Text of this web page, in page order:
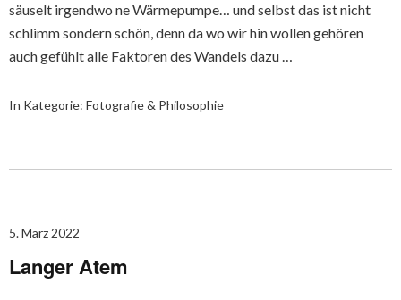
säuselt irgendwo ne Wärmepumpe… und selbst das ist nicht
schlimm sondern schön, denn da wo wir hin wollen gehören
auch gefühlt alle Faktoren des Wandels dazu …
In Kategorie: Fotografie & Philosophie
5. März 2022
Langer Atem